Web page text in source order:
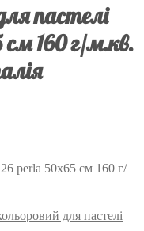
пастелі
160 г/м.кв.
perla 50х65 см 160 г/
для пастелі